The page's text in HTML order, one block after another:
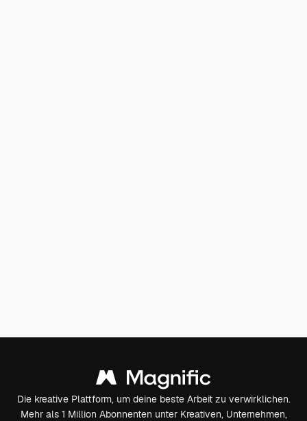
Die kreative Plattform, um deine beste Arbeit zu verwirklichen.
Mehr als 1 Million Abonnenten unter Kreativen, Unternehmen,